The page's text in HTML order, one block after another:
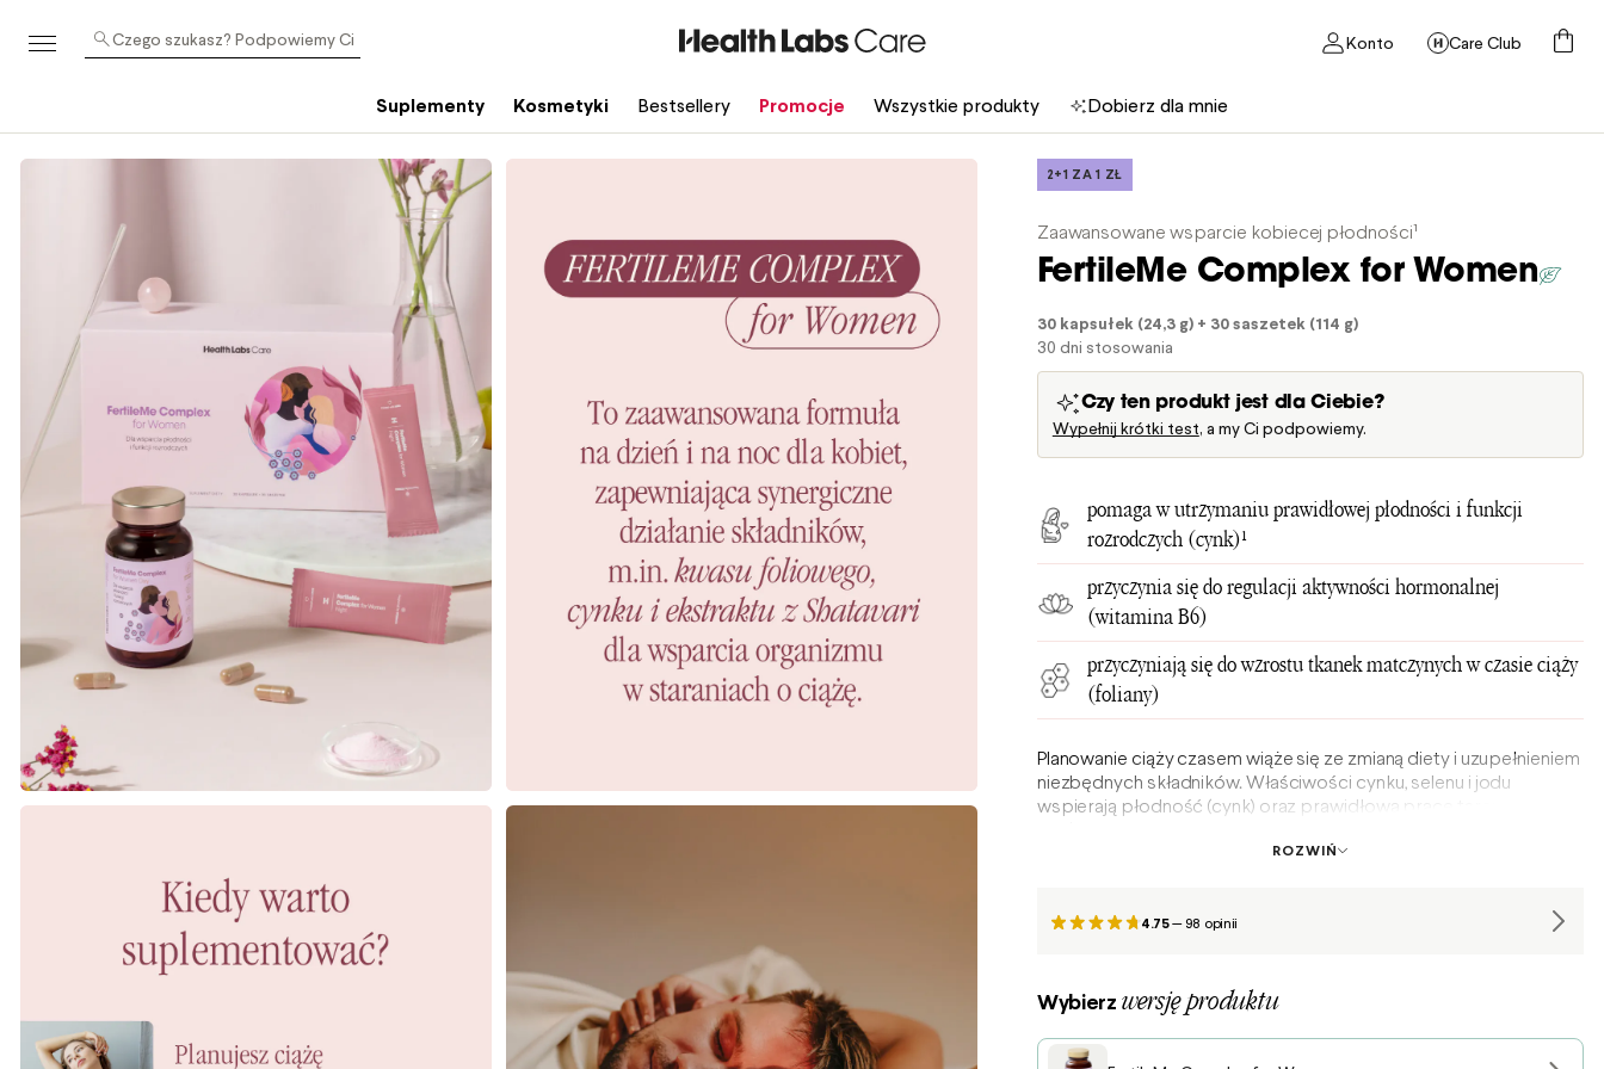
Czego szukasz? Podpowiemy Ci Care Club
Konto
Suplementy Kosmetyki Bestsellery Promocje Wszystkie produkty Dobierz dla mnie
2+1 ZA 1 ZŁ
Zaawansowane wsparcie kobiecej płodności¹
FertileMe Complex for Women
30 kapsułek (24,3 g) + 30 saszetek (114 g)
30 dni stosowania
Czy ten produkt jest dla Ciebie?
Wypełnij krótki test, a my Ci podpowiemy.
pomaga w utrzymaniu prawidłowej płodności i funkcji
rozrodczych (cynk)¹
przyczynia się do regulacji aktywności hormonalnej
(witamina B6)
przyczyniają się do wzrostu tkanek matczynych w czasie ciąży
(foliany)
Planowanie ciąży czasem wiąże się ze zmianą diety i uzupełnieniem
niezbędnych składników. Właściwości cynku, selenu i jodu
wspierają płodność (cynk) oraz prawidłową pracę tarczycy (selen
ROZWIŃ
4.75—98 opinii
Wybierz wersję produktu